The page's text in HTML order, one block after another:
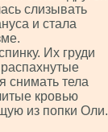
слизывать
и стала
Их груди
снимать тела
кровью
из попки Оли.